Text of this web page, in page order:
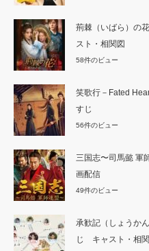
荊棘（いばら）の
スト・相関図
58件のビュー
笑歌行－Fated
すじ
56件のビュー
三国志〜司馬懿
画配信
49件のビュー
承歓記（しょうか
じ キャスト・相